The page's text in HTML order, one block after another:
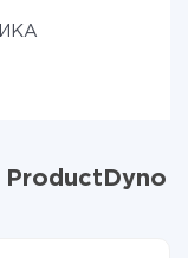
ProductDyno